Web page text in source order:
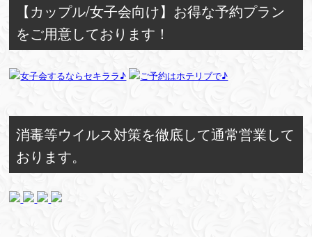
【カップル/女子会向け】お得な予約プラン
をご用意しております！
消毒等ウイルス対策を徹底して通常営業して
おります。